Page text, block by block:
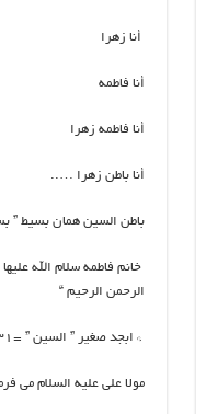
أنا زهرا
أنا فاطمه
أنا فاطمه زهرا
أنا باطن زهرا …..
باطن السین همان بسیط
الرحمن الرحیم “
* ابجد صغیر ” السین ” =۳۱ = ابجد صغیر بینات فاطمه *
مولا علی علیه السلام می